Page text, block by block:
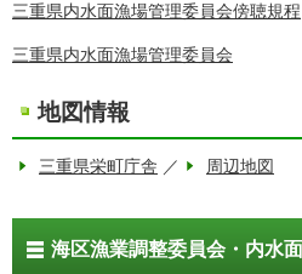
三重県内水面漁場管理委員会傍聴規程
三重県内水面漁場管理委員会
地図情報
三重県栄町庁舎 ／ 周辺地図
海区漁業調整委員会・内水